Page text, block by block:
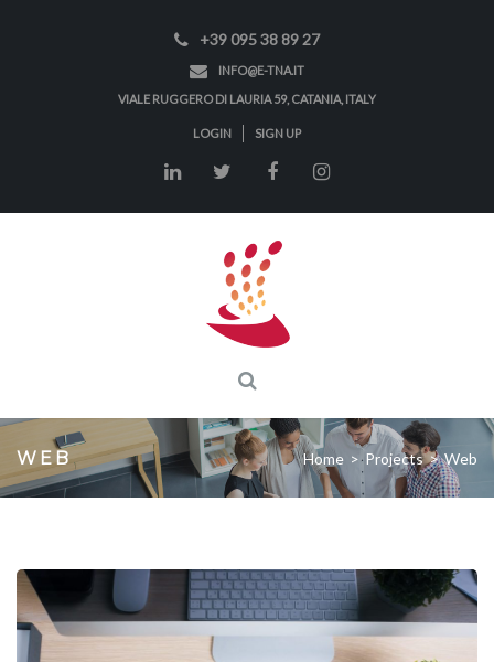
+39 095 38 89 27
INFO@E-TNA.IT
VIALE RUGGERO DI LAURIA 59, CATANIA, ITALY
LOGIN SIGN UP
WEB Home > Projects > Web